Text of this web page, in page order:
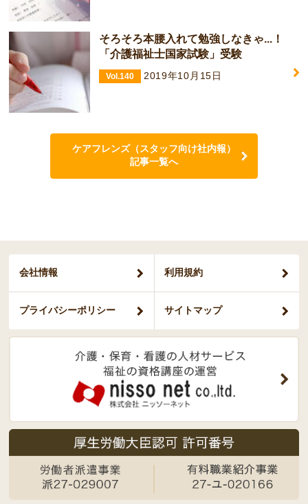
そろそろ本腰入れて勉強しなきゃ...！
「介護福祉士国家試験」受験
Vol.140 2019年10月15日
ケアフレンズ（スタッフ向け社内報）
記事一覧へ
会社情報 利用規約
プライバシーポリシー サイトマップ